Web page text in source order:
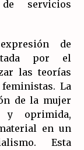
servicios
de
por el
las teorías
La
de la mujer
y oprimida,
en un
Esta